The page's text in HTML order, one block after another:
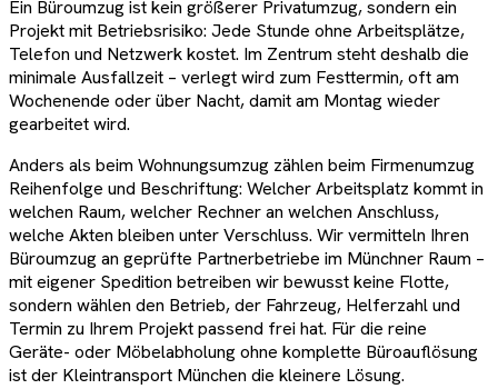
Ein Büroumzug ist kein größerer Privatumzug, sondern ein
Projekt mit Betriebsrisiko: Jede Stunde ohne Arbeitsplätze,
Telefon und Netzwerk kostet. Im Zentrum steht deshalb die
minimale Ausfallzeit – verlegt wird zum Festtermin, oft am
Wochenende oder über Nacht, damit am Montag wieder
gearbeitet wird.
Anders als beim Wohnungsumzug zählen beim Firmenumzug
Reihenfolge und Beschriftung: Welcher Arbeitsplatz kommt in
welchen Raum, welcher Rechner an welchen Anschluss,
welche Akten bleiben unter Verschluss. Wir vermitteln Ihren
Büroumzug an geprüfte Partnerbetriebe im Münchner Raum –
mit eigener Spedition betreiben wir bewusst keine Flotte,
sondern wählen den Betrieb, der Fahrzeug, Helferzahl und
Termin zu Ihrem Projekt passend frei hat. Für die reine
Geräte- oder Möbelabholung ohne komplette Büroauflösung
ist der Kleintransport München die kleinere Lösung.